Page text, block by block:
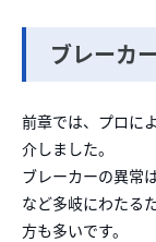
ブレーカ
前章では、プロに
介しました。
ブレーカーの異常
など多岐にわたる
方も多いです。